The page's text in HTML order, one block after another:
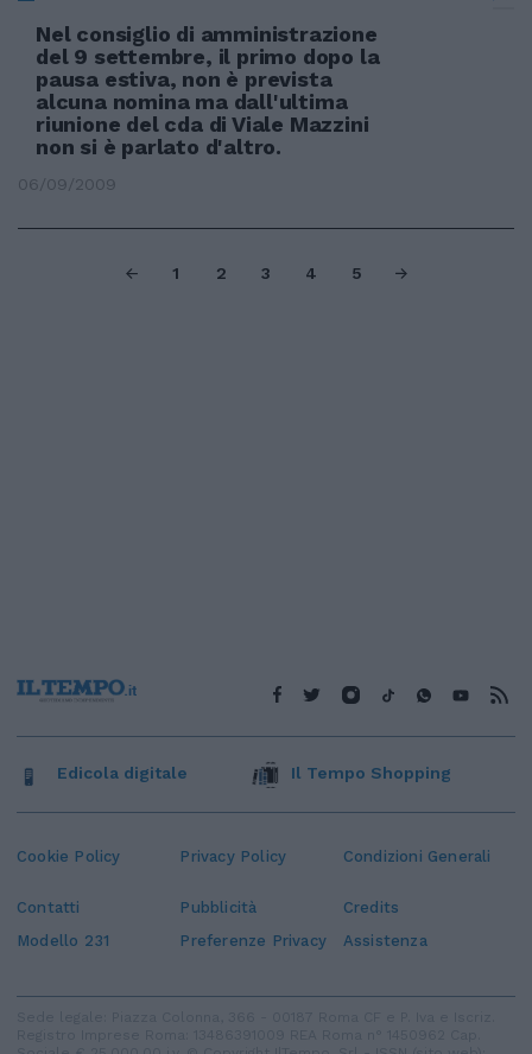
Nel consiglio di amministrazione
del 9 settembre, il primo dopo la
pausa estiva, non è prevista
alcuna nomina ma dall'ultima
riunione del cda di Viale Mazzini
non si è parlato d'altro.
06/09/2009
1 2 3 4 5
Cookie Policy Privacy Policy Condizioni Generali
Contatti Pubblicità
Credits
Modello 231
Preferenze Privacy Assistenza
Edicola digitale Il Tempo Shopping